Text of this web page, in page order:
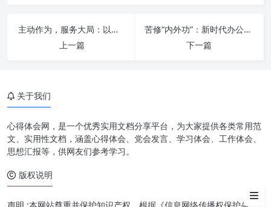
主动作为，服务大局：以信息化赋能办公厅工作现代化，开创数字治理新格局
上一篇
苦修“内外功”：新时代办公室工作“三服务”的制胜之道
下一篇
提高政治站位
作风建设为基：严谨细致，精益
求精
关于我们
心得体会网，是一个优秀实用文档分享平台，为大家提供各类常用范
文、实用性文档，涵盖心得体会、党会发言、学习体会、工作体会、
思想汇报等，供网友们参考学习。
版权说明